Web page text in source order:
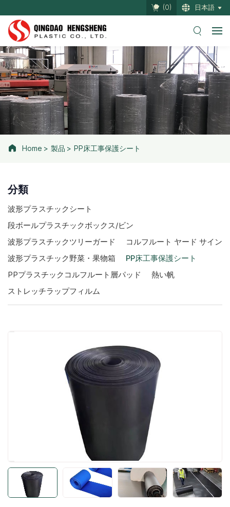
日本語
(0)
Home 製品 PP床工事保護シート
分類
波形プラスチックシート
段ボールプラスチックボックス/ビン
波形プラスチックツリーガード
コルフルート ヤード サイン
波形プラスチック野菜・果物箱
PP床工事保護シート
PPプラスチックコルフルート層パッド
熱い帆
ストレッチラップフィルム